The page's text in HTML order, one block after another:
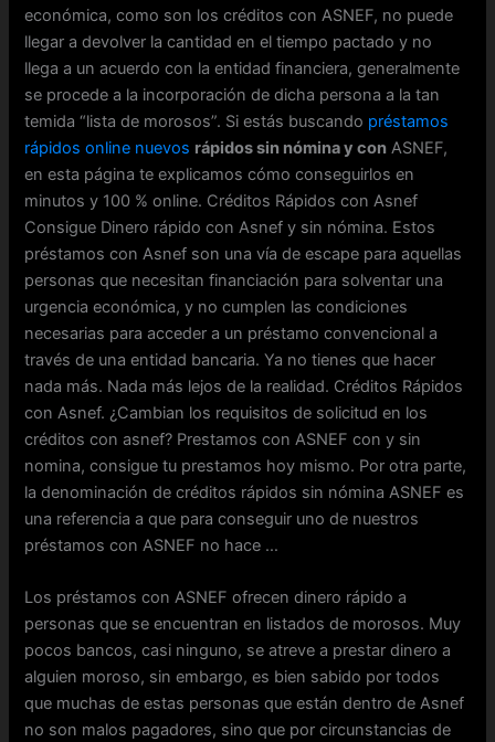
económica, como son los créditos con ASNEF, no puede
llegar a devolver la cantidad en el tiempo pactado y no
llega a un acuerdo con la entidad financiera, generalmente
se procede a la incorporación de dicha persona a la tan
temida “lista de morosos”. Si estás buscando préstamos
rápidos online nuevos rápidos sin nómina y con ASNEF,
en esta página te explicamos cómo conseguirlos en
minutos y 100 % online. Créditos Rápidos con Asnef
Consigue Dinero rápido con Asnef y sin nómina. Estos
préstamos con Asnef son una vía de escape para aquellas
personas que necesitan financiación para solventar una
urgencia económica, y no cumplen las condiciones
necesarias para acceder a un préstamo convencional a
través de una entidad bancaria. Ya no tienes que hacer
nada más. Nada más lejos de la realidad. Créditos Rápidos
con Asnef. ¿Cambian los requisitos de solicitud en los
créditos con asnef? Prestamos con ASNEF con y sin
nomina, consigue tu prestamos hoy mismo. Por otra parte,
la denominación de créditos rápidos sin nómina ASNEF es
una referencia a que para conseguir uno de nuestros
préstamos con ASNEF no hace …
Los préstamos con ASNEF ofrecen dinero rápido a
personas que se encuentran en listados de morosos. Muy
pocos bancos, casi ninguno, se atreve a prestar dinero a
alguien moroso, sin embargo, es bien sabido por todos
que muchas de estas personas que están dentro de Asnef
no son malos pagadores, sino que por circunstancias de